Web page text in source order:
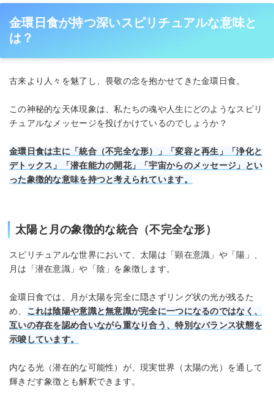
金環日食が持つ深いスピリチュアルな意味と
は？
古来より人々を魅了し、畏敬の念を抱かせてきた金環日食。
この神秘的な天体現象は、私たちの魂や人生にどのようなスピリ
チュアルなメッセージを投げかけているのでしょうか？
金環日食は主に「統合（不完全な形）」「変容と再生」「浄化と
デトックス」「潜在能力の開花」「宇宙からのメッセージ」とい
った象徴的な意味を持つと考えられています。
太陽と月の象徴的な統合（不完全な形）
スピリチュアルな世界において、太陽は「顕在意識」や「陽」、
月は「潜在意識」や「陰」を象徴します。
金環日食では、月が太陽を完全に隠さずリング状の光が残るた
め、 これは陰陽や意識と無意識が完全に一つになるのではなく、
互いの存在を認め合いながら重なり合う、特別なバランス状態を
示唆しています。
内なる光（潜在的な可能性）が、現実世界（太陽の光）を通して
輝きだす象徴とも解釈できます。